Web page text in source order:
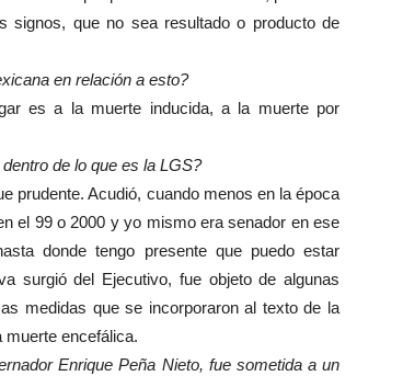
signos, que no sea resultado o producto de
en relación a esto?
es a la muerte inducida, a la muerte por
de lo que es la LGS?
prudente. Acudió, cuando menos en la época
el 99 o 2000 y yo mismo era senador en ese
donde tengo presente que puedo estar
surgió del Ejecutivo, fue objeto de algunas
medidas que se incorporaron al texto de la
muerte encefálica.
Enrique Peña Nieto, fue sometida a un